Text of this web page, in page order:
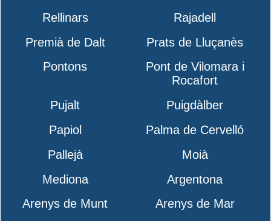
Rellinars
Rajadell
Premià de Dalt
Prats de Lluçanès
Pontons
Pont de Vilomara i
Rocafort
Pujalt
Puigdàlber
Papiol
Palma de Cervelló
Pallejà
Moià
Mediona
Argentona
Arenys de Munt
Arenys de Mar